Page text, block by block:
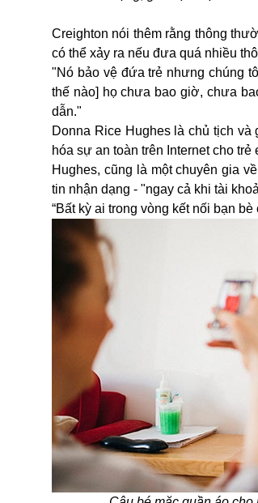
Creighton nói thêm rằng thông
có thể xảy ra nếu đưa quá nhiều
"Nó bảo vệ đứa trẻ nhưng chúng
thế nào] họ chưa bao giờ, chưa
dẫn."
Donna Rice Hughes là chủ tịch
hóa sự an toàn trên Internet cho
Hughes, cũng là một chuyên gia
tin nhận dạng - "ngay cả khi tài
“Bất kỳ ai trong vòng kết nối bạn